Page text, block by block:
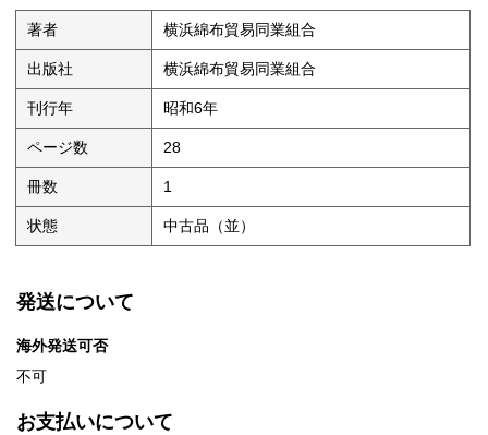
著者 横浜綿布貿易同業組合
出版社 横浜綿布貿易同業組合
刊行年 昭和6年
ページ数 28
冊数 1
状態 中古品（並）
発送について
海外発送可否
不可
お支払いについて